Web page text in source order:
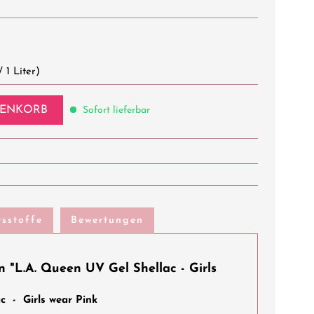
1 Liter)
Sofort lieferbar
Bewertungen
"L.A. Queen UV Gel Shellac - Girls
- Girls wear Pink